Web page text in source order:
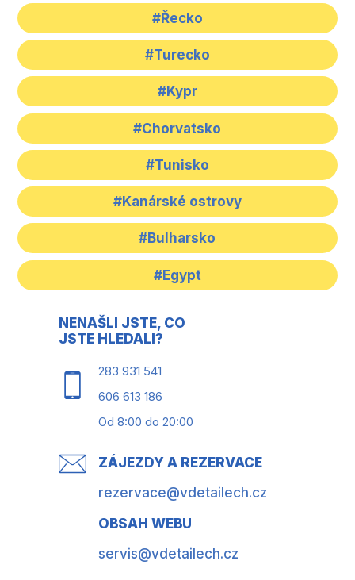
#Řecko
#Turecko
#Kypr
#Chorvatsko
#Tunisko
#Kanárské ostrovy
#Bulharsko
#Egypt
NENAŠLI JSTE, CO
JSTE HLEDALI?
283 931 541
606 613 186
Od 8:00 do 20:00
ZÁJEZDY A REZERVACE
rezervace@vdetailech.cz
OBSAH WEBU
servis@vdetailech.cz